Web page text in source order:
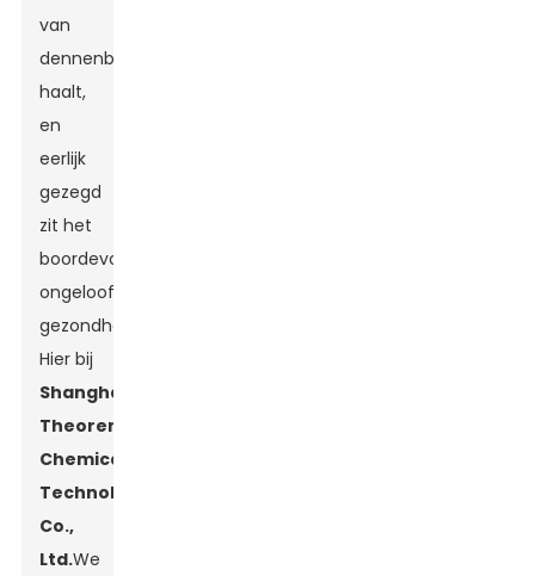
van
dennenbomen
haalt,
en
eerlijk
gezegd
zit het
boordevol
ongelooflijke
gezondheidsvoordelen.
Hier bij
Shanghai
Theorem
Chemical
Technology
Co.,
Ltd.We